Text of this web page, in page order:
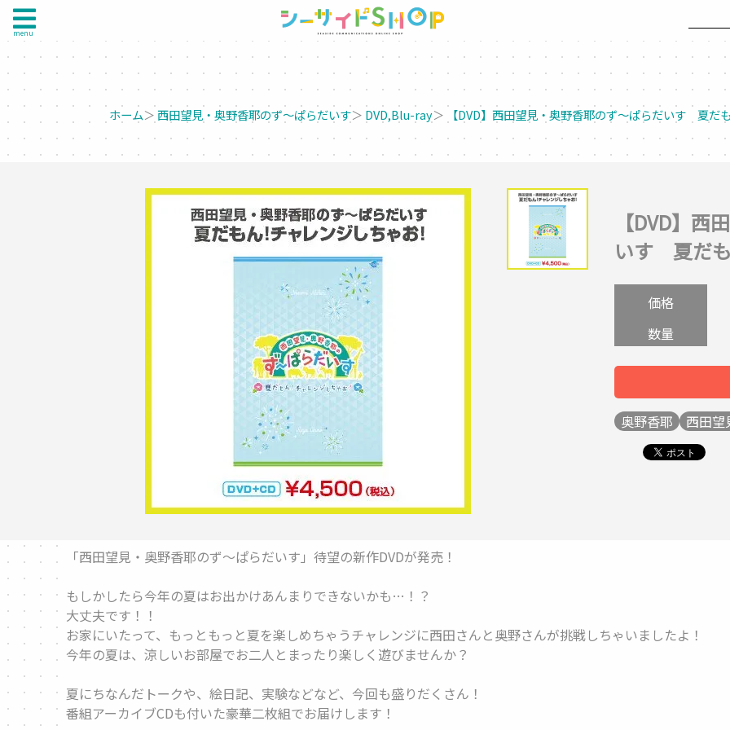
menu
ホーム＞西田望見・奥野香耶のず～ぱらだいす＞ DVD,Blu-ray＞ 【DVD】西田望見・奥野香耶のず～ぱらだいす 夏だ
【DVD】
いす 夏だ
価格
数量
奥野香耶 西田望
「西田望見・奥野香耶のず～ぱらだいす」待望の新作DVDが発売！
もしかしたら今年の夏はお出かけあんまりできないかも…！？
大丈夫です！！
お家にいたって、もっともっと夏を楽しめちゃうチャレンジに西田さんと奥野さんが挑戦しちゃいましたよ！
今年の夏は、涼しいお部屋でお二人とまったり楽しく遊びませんか？
夏にちなんだトークや、絵日記、実験などなど、今回も盛りだくさん！
番組アーカイブCDも付いた豪華二枚組でお届けします！